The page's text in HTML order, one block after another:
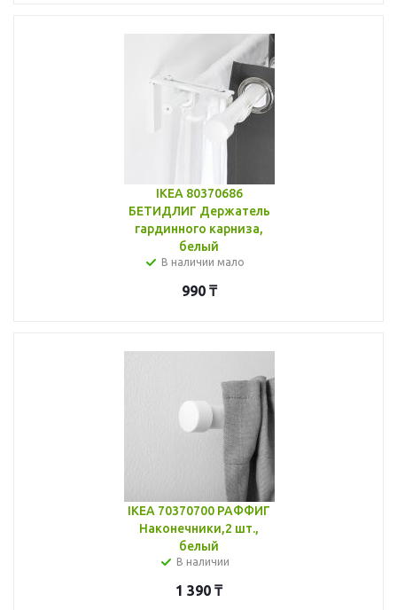
IKEA 80370686
БЕТИДЛИГ Держатель
гардинного карниза,
белый
В наличии мало
990₸
IKEA 70370700 РАФФИГ
Наконечники,2 шт.,
белый
В наличии
1 390 ₸